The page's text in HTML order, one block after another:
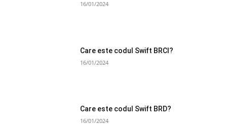
16/01/2024
Care este codul Swift BRCI?
16/01/2024
Care este codul Swift BRD?
16/01/2024